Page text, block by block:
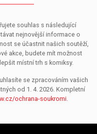
souhlas s následující
nejnovější informace o
se účastnit našich soutěží,
akce, budete mít možnost
místní trh s komiksy.
se zpracováním vašich
od 1. 4. 2026. Kompletní
ochrana-soukromi.